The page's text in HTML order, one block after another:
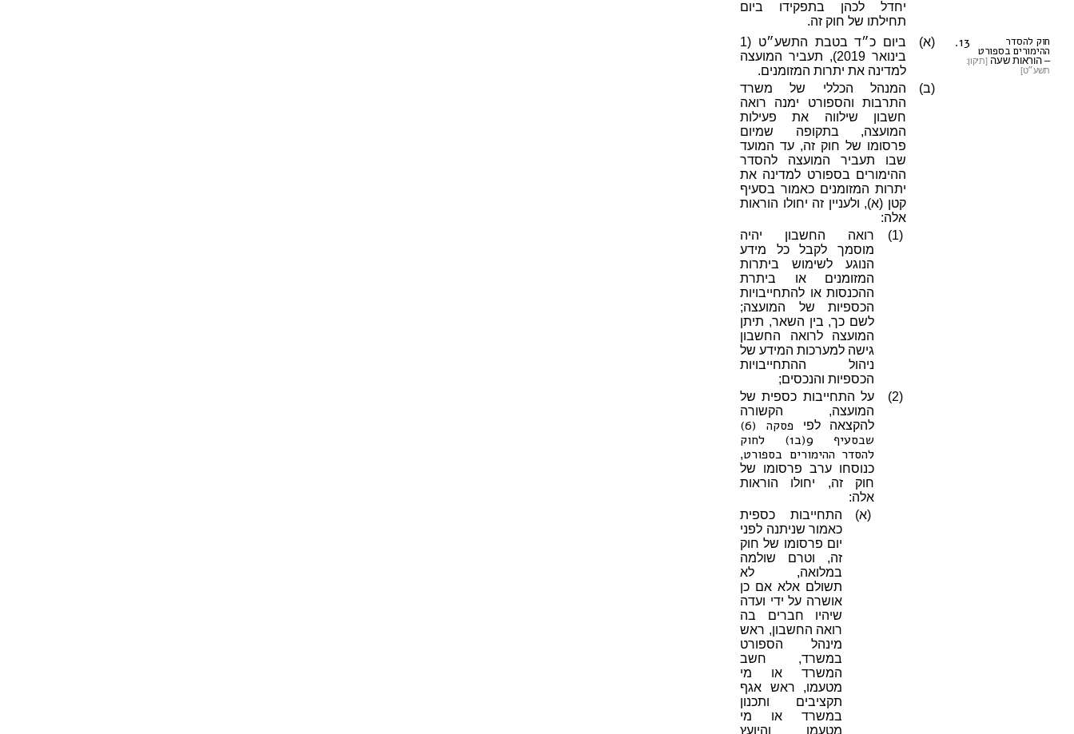
יחדל לכהן בתפקידו ביום
תחילתו של חוק זה.
13. חוק להסדר
ההימורים בספורט
– הוראות שעה[תיקון:
תשע״ט]
(א)
ביום כ״ד בטבת התשע״ט (1
בינואר 2019), תעביר המועצה
למדינה את יתרות המזומנים.
(ב)
המנהל הכללי של משרד
התרבות והספורט ימנה רואה
חשבון שילווה את פעילות
המועצה, בתקופה שמיום
פרסומו של חוק זה, עד המועד
שבו תעביר המועצה להסדר
ההימורים בספורט למדינה את
יתרות המזומנים כאמור בסעיף
קטן (א), ולעניין זה יחולו הוראות
אלה:
(1)
רואה החשבון יהיה
מוסמך לקבל כל מידע
הנוגע לשימוש ביתרות
המזומנים או ביתרת
ההכנסות או להתחייבויות
הכספיות של המועצה;
לשם כך, בין השאר, תיתן
המועצה לרואה החשבון
גישה למערכות המידע של
ניהול ההתחייבויות
הכספיות והנכסים;
(2)
על התחייבות כספית של
המועצה, הקשורה
להקצאה לפי
פסקה (6)
שבסעיף 9(ב1) לחוק
להסדר ההימורים בספורט,
כנוסחו ערב פרסומו של
חוק זה, יחולו הוראות
אלה:
(א)
התחייבות כספית
כאמור שניתנה לפני
יום פרסומו של חוק
זה, וטרם שולמה
במלואה, לא
תשולם אלא אם כן
אושרה על ידי ועדה
שיהיו חברים בה
רואה החשבון, ראש
מינהל הספורט
במשרד, חשב
המשרד או מי
מטעמו, ראש אגף
תקציבים ותכנון
במשרד או מי
מטעמו והיועץ